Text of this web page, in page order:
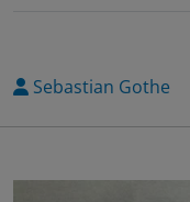
Sebastian Gothe